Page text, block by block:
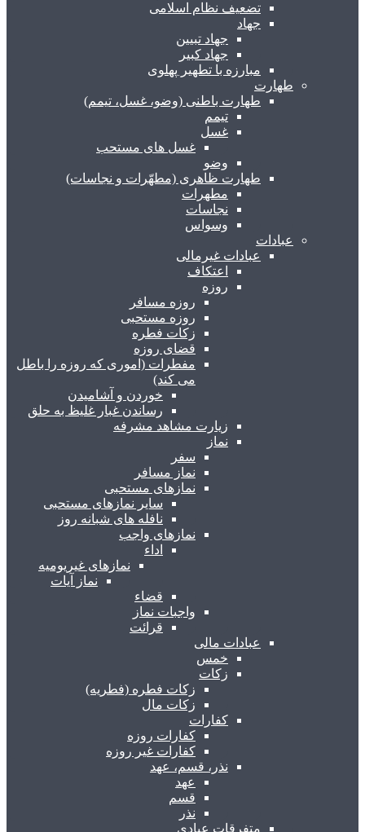
تضعیف نظام اسلامی
جهاد
جهاد تبیین
جهاد کبیر
مبارزه با تطهیر پهلوی
طهارت
طهارت باطنی (وضو، غسل، تیمم)
تیمم
غسل
غسل های مستحب
وضو
طهارت ظاهری (مطهّرات و نجاسات)
مطهرات
نجاسات
وسواس
عبادات
عبادات غیرمالی
اعتکاف
روزه
روزه مسافر
روزه مستحبی
زکات فطره
قضای روزه
مفطرات (اموری که روزه را باطل
می کند)
خوردن و آشامیدن
رساندن غبار غلیظ به حلق
زیارت مشاهد مشرفه
نماز
سفر
نماز مسافر
نمازهای مستحبی
سایر نمازهای مستحبی
نافله های شبانه روز
نمازهای واجب
اداء
نمازهای غیریومیه
نماز آیات
قضاء
واجبات نماز
قرائت
عبادات مالی
خمس
زکات
زکات فطره (فطریه)
زکات مال
کفارات
کفارات روزه
کفارات غیر روزه
نذر، قسم، عهد
عهد
قسم
نذر
متفرقات عبادی